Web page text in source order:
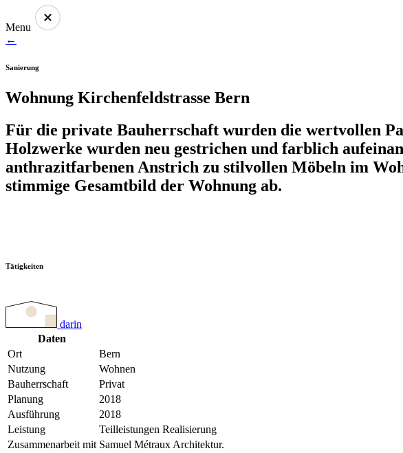
Menu
←
Sanierung
Wohnung Kirchenfeldstrasse Bern
Für die private Bauherrschaft wurden die wertvollen
Holzwerke wurden neu gestrichen und farblich
anthrazitfarbenen Anstrich zu stilvollen Möbeln im
stimmige Gesamtbild der Wohnung ab.
Tätigkeiten
darin
Daten
Ort
Bern
Nutzung
Wohnen
Bauherrschaft
Privat
Planung
2018
Ausführung
2018
Leistung
Teilleistungen Realisierung
Zusammenarbeit mit Samuel Métraux Architektur.